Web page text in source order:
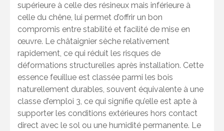
supérieure à celle des résineux mais inférieure à
celle du chêne, lui permet d’offrir un bon
compromis entre stabilité et facilité de mise en
œuvre. Le châtaignier sèche relativement
rapidement, ce qui réduit les risques de
déformations structurelles après installation. Cette
essence feuillue est classée parmi les bois
naturellement durables, souvent équivalente à une
classe d’emploi 3, ce qui signifie qu’elle est apte à
supporter les conditions extérieures hors contact
direct avec le sol ou une humidité permanente. Le